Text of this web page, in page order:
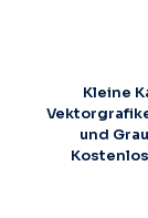
Kleine
und